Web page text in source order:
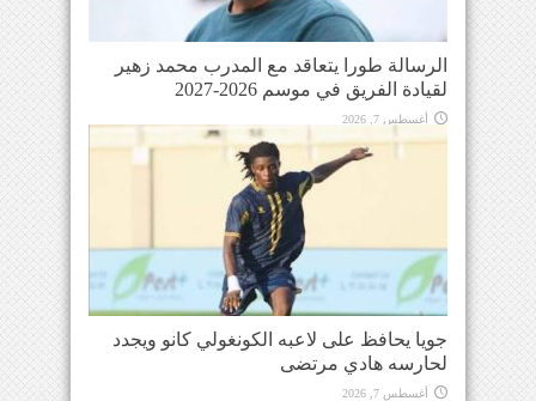
الرسالة طورا يتعاقد مع المدرب محمد زهير
لقيادة الفريق في موسم 2026-2027
أغسطس 7, 2026
جويا يحافظ على لاعبه الكونغولي كانو ويجدد
لحارسه هادي مرتضى
أغسطس 7, 2026